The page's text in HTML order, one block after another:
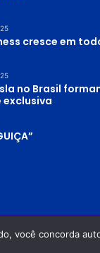
cresce em
no Brasil
GO: 12.754
você concorda